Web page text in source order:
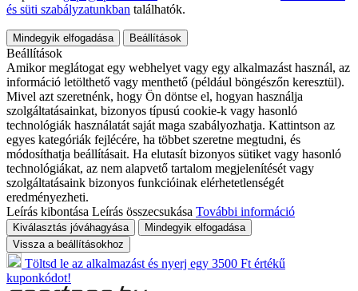
és süti szabályzatunkban találhatók.
Mindegyik elfogadása Beállítások
Beállítások
Amikor meglátogat egy webhelyet vagy egy alkalmazást használ, az
információ letölthető vagy menthető (például böngészőn keresztül).
Mivel azt szeretnénk, hogy Ön döntse el, hogyan használja
szolgáltatásainkat, bizonyos típusú cookie-k vagy hasonló
technológiák használatát saját maga szabályozhatja. Kattintson az
egyes kategóriák fejlécére, ha többet szeretne megtudni, és
módosíthatja beállításait. Ha elutasít bizonyos sütiket vagy hasonló
technológiákat, az nem alapvető tartalom megjelenítését vagy
szolgáltatásaink bizonyos funkcióinak elérhetetlenségét
eredményezheti.
Leírás kibontása Leírás összecsukása További információ
Kiválasztás jóváhagyása
Mindegyik elfogadása
Vissza a beállításokhoz
Töltsd le az alkalmazást és nyerj egy 3500 Ft értékű
kuponkódot!